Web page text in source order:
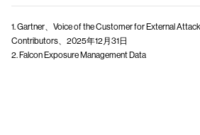
1. Gartner、Voice of the Customer for External
Contributors、2025年12月31日
2. Falcon Exposure Management Data